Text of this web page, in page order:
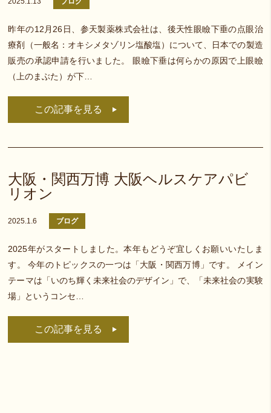
昨年の12月26日、参天製薬株式会社は、後天性眼瞼下垂の点眼治
療剤（一般名：オキシメタゾリン塩酸塩）について、日本での製造
販売の承認申請を行いました。 眼瞼下垂は何らかの原因で上眼瞼
（上のまぶた）が下…
この記事を見る
大阪・関西万博 大阪ヘルスケアパビ
リオン
2025.1.6 ブログ
2025年がスタートしました。本年もどうぞ宜しくお願いいたしま
す。 今年のトピックスの一つは「大阪・関西万博」です。 メイン
テーマは「いのち輝く未来社会のデザイン」で、「未来社会の実験
場」というコンセ…
この記事を見る